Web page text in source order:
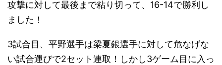
攻撃に対して最後まで粘り切って、16-14で勝利し
ました！
3試合目、平野選手は梁夏銀選手に対して危なげな
い試合運びで2セット連取！しかし3ゲーム目に入っ